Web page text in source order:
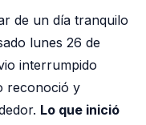
de un día tranquilo
lunes 26 de
interrumpido
reconoció y
Lo que inició